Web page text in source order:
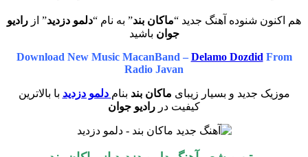
هم اکنون شنوده آهنگ جدید “ماکان بند” به نام “دلمو دزدید” از رادیو
جوان باشید
Download New Music MacanBand – Delamo Dozdid From
Radio Javan
موزیک جدید و بسیار زیبای ماکان بند بنام دلمو دزدید با بالاترین
کیفیت در رادیو جوان